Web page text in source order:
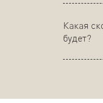
Какая
будет?